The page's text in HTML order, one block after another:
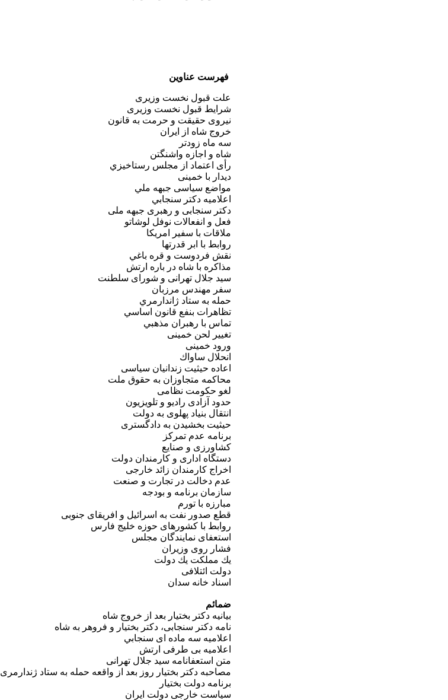
فهرست عناوين
علت قبول نخست وزيری
شرايط قبول نخست وزيری
نيروی حقيقت و حرمت به قانون
خروج شاه از ايران
سه ماه زودتر
شاه و اجازه واشنگتن
رأی اعتماد از مجلس رستاخيزي
ديدار با خمينی
مواضع سياسی جبهه ملي
اعلاميه دكتر سنجابي
دكتر سنجابی و رهبری جبهه ملی
فعل و انفعالات نوفل لوشاتو
ملاقات با سفير امريكا
روابط با ابر قدرتها
نقش فردوست و قره باغي
مذاكره با شاه در باره ارتش
سيد جلال تهرانی و شورای سلطنت
سفر مهندس مرزبان
حمله به ستاد ژاندارمري
تظاهرات بنفع قانون اساسي
تماس با رهبران مذهبي
تغيير لحن خمينی
ورود خمينی
انحلال ساواك
اعاده حيثيت زندانيان سياسی
محاكمه متجاوزان به حقوق ملت
لغو حكومت نظامی
حدود آزادی راديو و تلويزيون
انتقال بنياد پهلوی به دولت
حيثيت بخشيدن به دادگستری
برنامه عدم تمركز
كشاورزی و صنايع
دستگاه اداری و كارمندان دولت
اخراج كارمندان زائد خارجی
عدم دخالت در تجارت و صنعت
سازمان برنامه و بودجه
مبارزه با تورم
قطع صدور نفت به اسرائيل و افريقای جنوبی
روابط با كشورهای حوزه خليج فارس
استعفای نمايندگان مجلس
فشار روی وزيران
يك مملكت يك دولت
دولت ائتلافی
اسناد خانه سدان
ضمائم
بيانيه دكتر بختيار بعد از خروج شاه
نامه دكتر سنجابی، دكتر بختيار و فروهر به شاه
اعلاميه سه ماده ای سنجابي
اعلاميه بی طرفی ارتش
متن استعفانامه سيد جلال تهرانی
مصاحبه دكتر بختيار روز بعد از واقعه حمله به ستاد ژندارمری
برنامه دولت بختيار
سياست خارجی دولت ايران